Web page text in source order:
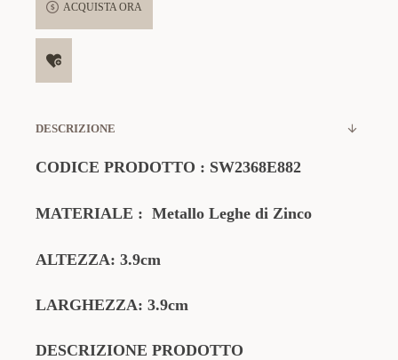
ACQUISTA ORA
DESCRIZIONE
CODICE PRODOTTO : SW2368E882
MATERIALE : Metallo Leghe di Zinco
ALTEZZA: 3.9cm
LARGHEZZA: 3.9cm
DESCRIZIONE PRODOTTO